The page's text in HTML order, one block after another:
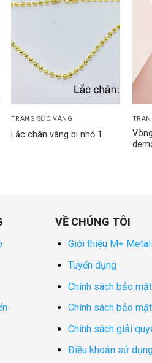
Add to
wishlist
TRANG SỨC VÀNG
Lắc chân vàng bi nhỏ 1
VỀ CHÚNG TÔI
Giới thiệu M+
Tuyển dụng
Chính sách bảo
Chính sách bảo
Chính sách giải
Điều khoản sử